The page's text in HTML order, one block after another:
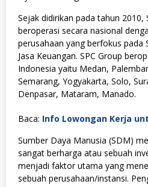
Sejak didirikan pada tahun 2010,
beroperasi secara nasional
perusahaan yang berfokus pada
Jasa Keuangan. SPC Group
Indonesia yaitu Medan,
Semarang, Yogyakarta, Solo,
Denpasar, Mataram, Manado.
Baca: Info Lowongan Kerja
Sumber Daya Manusia (SDM)
sangat berharga atau sebuah
menjadi faktor utama yang
sebuah perusahaan/instansi.